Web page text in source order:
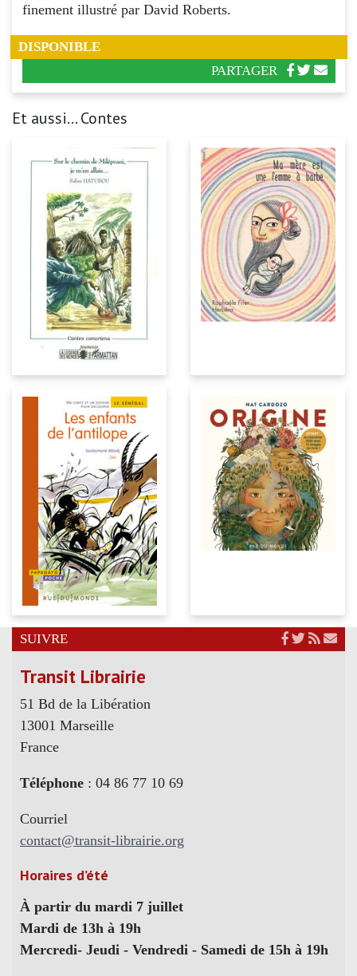
finement illustré par David Roberts.
DISPONIBLE
PARTAGER
Et aussi... Contes
SUIVRE
Transit Librairie
51 Bd de la Libération
13001 Marseille
France
Téléphone : 04 86 77 10 69
Courriel
contact@transit-librairie.org
Horaires d’été
À partir du mardi 7 juillet
Mardi de 13h à 19h
Mercredi- Jeudi - Vendredi - Samedi de 15h à 19h